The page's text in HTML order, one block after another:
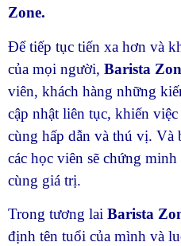
Zone.
Để tiếp tục tiến xa hơn và
của mọi người, Barista
viên, khách hàng những
cập nhật liên tục, khiến
cùng hấp dẫn và thú vị. Và
các học viên sẽ chứng
cùng giá trị.
Trong tương lai Barista
định tên tuổi của mình và